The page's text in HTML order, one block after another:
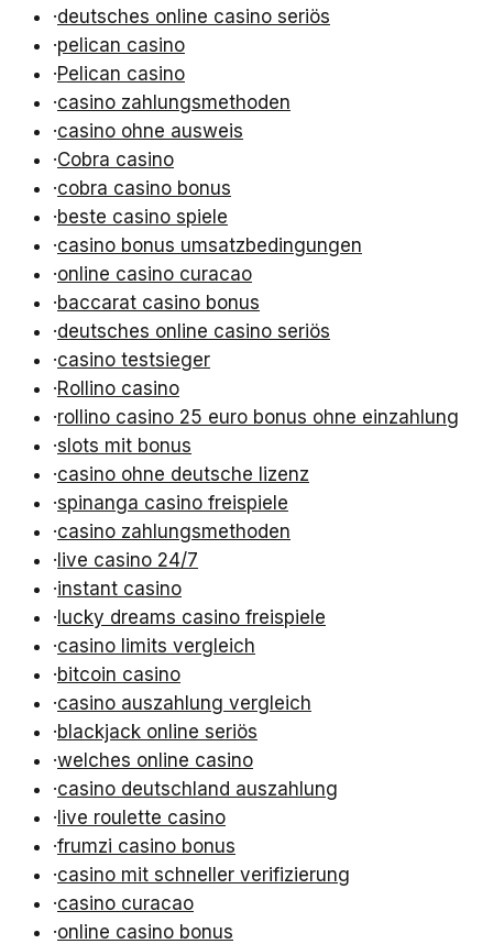
·deutsches online casino seriös
·pelican casino
·Pelican casino
·casino zahlungsmethoden
·casino ohne ausweis
·Cobra casino
·cobra casino bonus
·beste casino spiele
·casino bonus umsatzbedingungen
·online casino curacao
·baccarat casino bonus
·deutsches online casino seriös
·casino testsieger
·Rollino casino
·rollino casino 25 euro bonus ohne einzahlung
·slots mit bonus
·casino ohne deutsche lizenz
·spinanga casino freispiele
·casino zahlungsmethoden
·live casino 24/7
·instant casino
·lucky dreams casino freispiele
·casino limits vergleich
·bitcoin casino
·casino auszahlung vergleich
·blackjack online seriös
·welches online casino
·casino deutschland auszahlung
·live roulette casino
·frumzi casino bonus
·casino mit schneller verifizierung
·casino curacao
·online casino bonus